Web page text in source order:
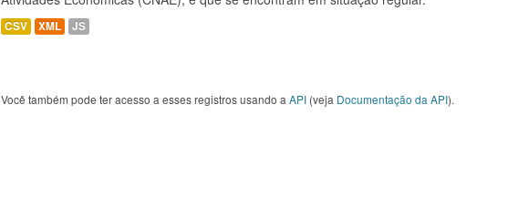
CSV XML JS
Você também pode ter acesso a esses registros usando a API (veja Documentação da API).